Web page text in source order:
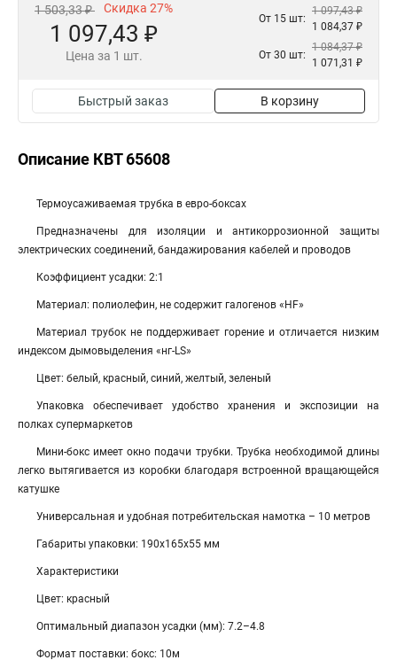
1 503,33 ₽ Скидка 27%
1 097,43 ₽
Цена за 1 шт.
От 15 шт:
1 097,43 ₽
1 084,37 ₽
От 30 шт:
1 084,37 ₽
1 071,31 ₽
Быстрый заказ В корзину
Описание КВТ 65608
Термоусаживаемая трубка в евро-боксах
Предназначены для изоляции и антикоррозионной защиты
электрических соединений, бандажирования кабелей и проводов
Коэффициент усадки: 2:1
Материал: полиолефин, не содержит галогенов «HF»
Материал трубок не поддерживает горение и отличается низким
индексом дымовыделения «нг-LS»
Цвет: белый, красный, синий, желтый, зеленый
Упаковка обеспечивает удобство хранения и экспозиции на
полках супермаркетов
Мини-бокс имеет окно подачи трубки. Трубка необходимой длины
легко вытягивается из коробки благодаря встроенной вращающейся
катушке
Универсальная и удобная потребительская намотка – 10 метров
Габариты упаковки: 190х165х55 мм
Характеристики
Цвет: красный
Оптимальный диапазон усадки (мм): 7.2–4.8
Формат поставки: бокс: 10м